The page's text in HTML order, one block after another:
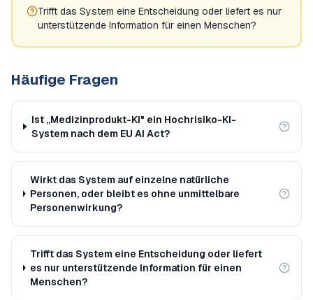
Trifft das System eine Entscheidung oder liefert es nur
unterstützende Information für einen Menschen?
Häufige Fragen
Ist „Medizinprodukt-KI" ein Hochrisiko-KI-
System nach dem EU AI Act?
Wirkt das System auf einzelne natürliche
Personen, oder bleibt es ohne unmittelbare
Personenwirkung?
Trifft das System eine Entscheidung oder liefert
es nur unterstützende Information für einen
Menschen?